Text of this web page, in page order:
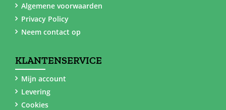
Algemene voorwaarden
Privacy Policy
Neem contact op
KLANTENSERVICE
Mijn account
Levering
Cookies